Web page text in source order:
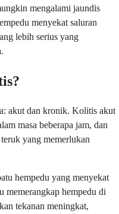
mengalami jaundis
menyekat saluran
lebih serius yang
akut dan kronik. Kolitis akut
masa beberapa jam, dan
yang memerlukan
hempedu yang menyekat
memerangkap hempedu di
tekanan meningkat,